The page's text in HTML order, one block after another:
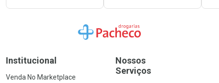
Ir para a Home
Institucional
Venda No Marketplace
Nossos
Serviços